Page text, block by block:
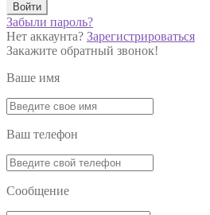
Войти
Забыли пароль?
Нет аккаунта? Зарегистрироваться
Закажите обратный звонок!
Ваше имя
Ваш телефон
Сообщение